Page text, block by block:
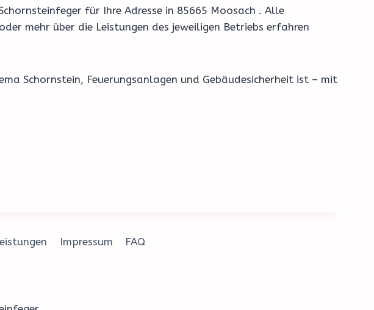
für Ihre Adresse in 85665 Moosach . Alle
mehr über die Leistungen des jeweiligen Betriebs erfahren
Schornstein, Feuerungsanlagen und Gebäudesicherheit ist – mit
Impressum FAQ